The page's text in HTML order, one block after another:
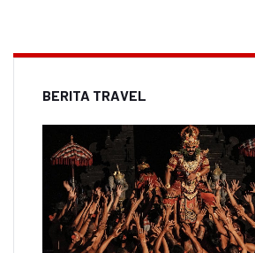
BERITA TRAVEL